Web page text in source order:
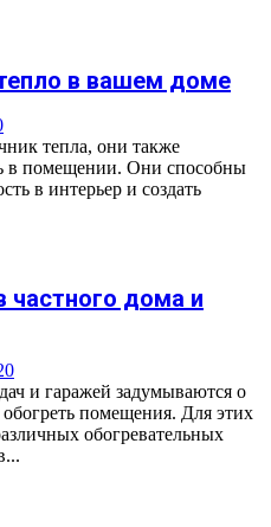
в вашем доме
тепла, они также
в помещении. Они способны
в интерьер и создать
частного дома и
0
и гаражей задумываются о
помещения. Для этих
обогревательных